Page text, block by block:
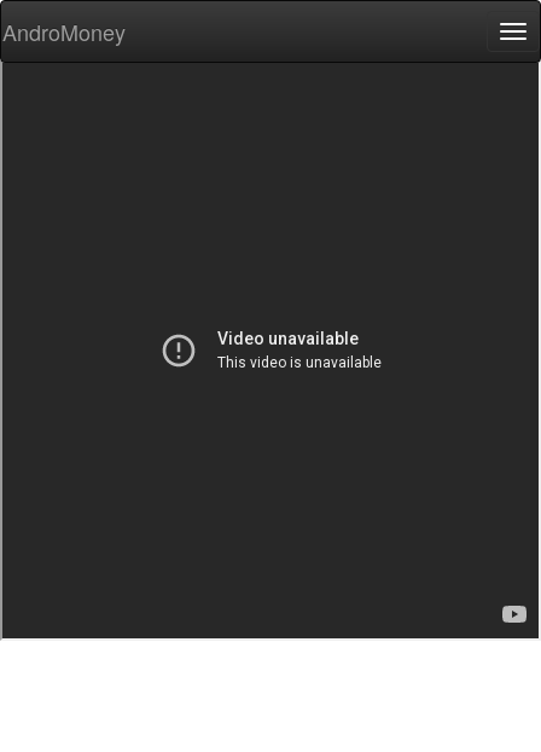
AndroMoney